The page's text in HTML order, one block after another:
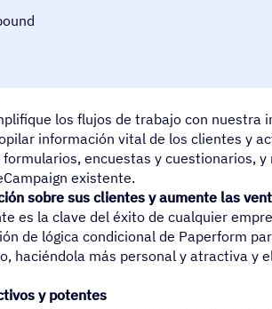
de contacto de sus clientes o actualice
los flujos de trabajo con nuestra
información vital de los clientes y
encuestas y cuestionarios,
existente.
sobre sus clientes y aumente las
es la clave del éxito de cualquier
de lógica condicional de Paperform
haciéndola más personal y atractiva y
y potentes